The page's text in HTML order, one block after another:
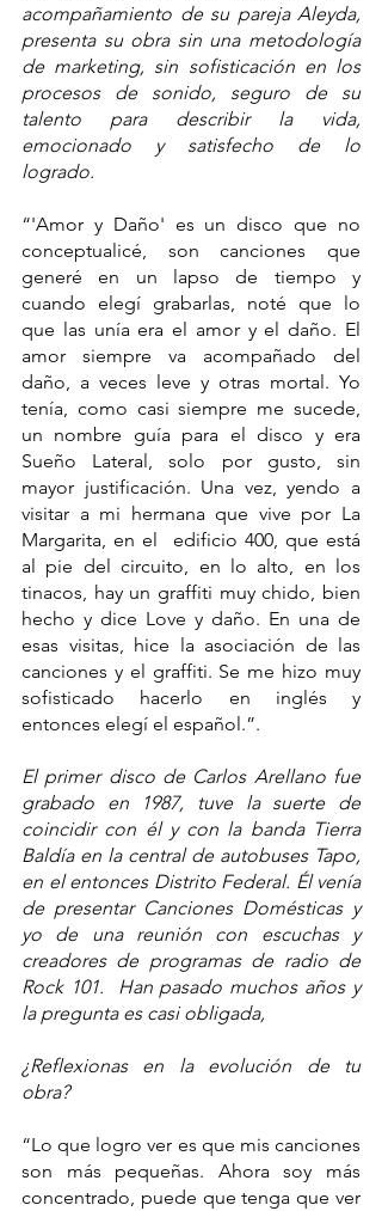
acompañamiento de su pareja Aleyda,
presenta su obra sin una metodología
de marketing, sin sofisticación en los
procesos de sonido, seguro de su
talento para describir la vida,
emocionado y satisfecho de lo
logrado.
“'Amor y Daño' es un disco que no
conceptualicé, son canciones que
generé en un lapso de tiempo y
cuando elegí grabarlas, noté que lo
que las unía era el amor y el daño. El
amor siempre va acompañado del
daño, a veces leve y otras mortal. Yo
tenía, como casi siempre me sucede,
un nombre guía para el disco y era
Sueño Lateral, solo por gusto, sin
mayor justificación. Una vez, yendo a
visitar a mi hermana que vive por La
Margarita, en el  edificio 400, que está
al pie del circuito, en lo alto, en los
tinacos, hay un graffiti muy chido, bien
hecho y dice Love y daño. En una de
esas visitas, hice la asociación de las
canciones y el graffiti. Se me hizo muy
sofisticado hacerlo en inglés y
entonces elegí el español.”.
El primer disco de Carlos Arellano fue
grabado en 1987, tuve la suerte de
coincidir con él y con la banda Tierra
Baldía en la central de autobuses Tapo,
en el entonces Distrito Federal. Él venía
de presentar Canciones Domésticas y
yo de una reunión con escuchas y
creadores de programas de radio de
Rock 101.  Han pasado muchos años y
la pregunta es casi obligada,
¿Reflexionas en la evolución de tu
obra?
“Lo que logro ver es que mis canciones
son más pequeñas. Ahora soy más
concentrado, puede que tenga que ver